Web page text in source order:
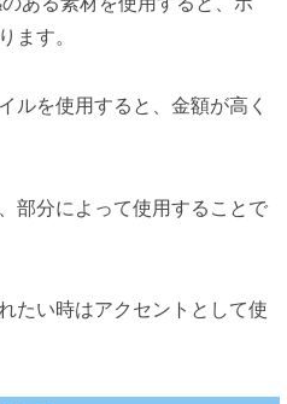
ます。
ルを使用すると、金額が高く
部分によって使用することで
たい時はアクセントとして使